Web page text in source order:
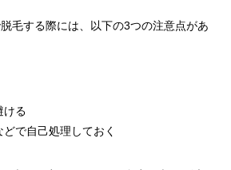
毛する際には、以下の3つの注意点があ
ける
で自己処理しておく